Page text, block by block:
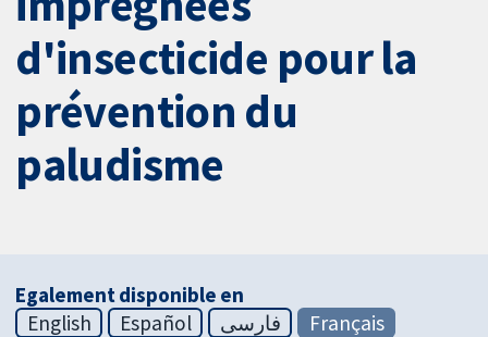
d'insecticide pour la
prévention du
paludisme
Egalement disponible en
English
Español فارسی
Français